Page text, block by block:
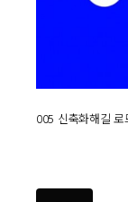
005 신축화해길 로